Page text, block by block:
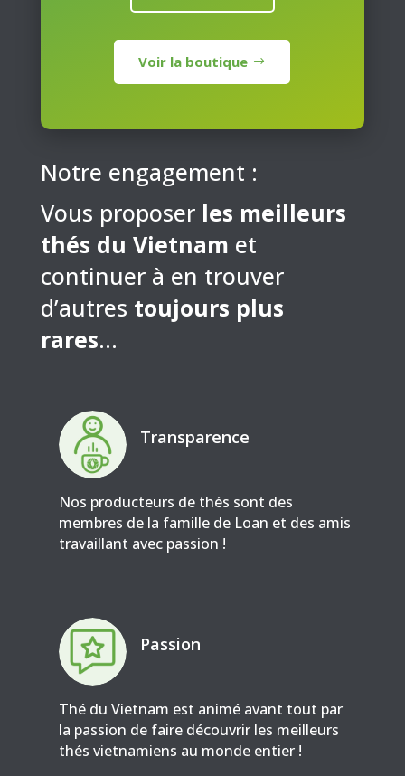
Voir la boutique
Notre engagement :
Vous proposer les meilleurs
thés du Vietnam et
continuer à en trouver
d’autres toujours plus
rares…
Transparence
Nos producteurs de thés sont des
membres de la famille de Loan et des amis
travaillant avec passion !
Passion
Thé du Vietnam est animé avant tout par
la passion de faire découvrir les meilleurs
thés vietnamiens au monde entier !